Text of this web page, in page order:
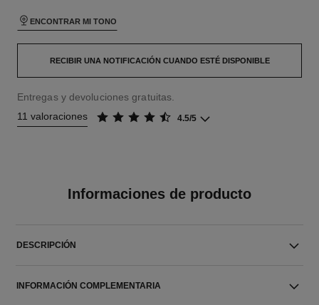
ENCONTRAR MI TONO
RECIBIR UNA NOTIFICACIÓN CUANDO ESTÉ DISPONIBLE
Entregas y devoluciones gratuitas.
11 valoraciones
4.5/5
Informaciones de producto
DESCRIPCIÓN
INFORMACIÓN COMPLEMENTARIA